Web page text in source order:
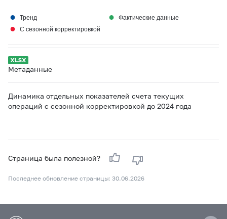
● Тренд ● Фактические данные
● С сезонной корректировкой
Метаданные
Динамика отдельных показателей счета текущих
операций с сезонной корректировкой до 2024 года
Страница была полезной?
Последнее обновление страницы: 30.06.2026